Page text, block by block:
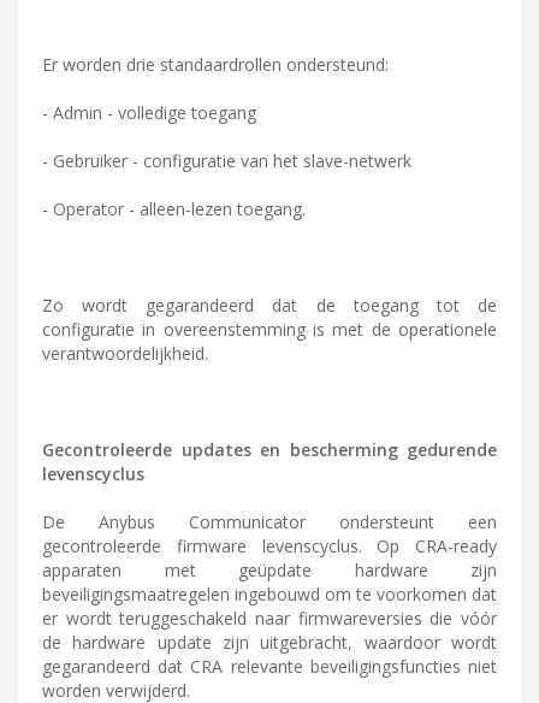
Er worden drie standaardrollen ondersteund:
- Admin - volledige toegang
- Gebruiker - configuratie van het slave-netwerk
- Operator - alleen-lezen toegang.
Zo wordt gegarandeerd dat de toegang tot de
configuratie in overeenstemming is met de operationele
verantwoordelijkheid.
Gecontroleerde updates en bescherming gedurende
levenscyclus
De Anybus Communicator ondersteunt een
gecontroleerde firmware levenscyclus. Op CRA-ready
apparaten met geüpdate hardware zijn
beveiligingsmaatregelen ingebouwd om te voorkomen dat
er wordt teruggeschakeld naar firmwareversies die vóór
de hardware update zijn uitgebracht, waardoor wordt
gegarandeerd dat CRA relevante beveiligingsfuncties niet
worden verwijderd.